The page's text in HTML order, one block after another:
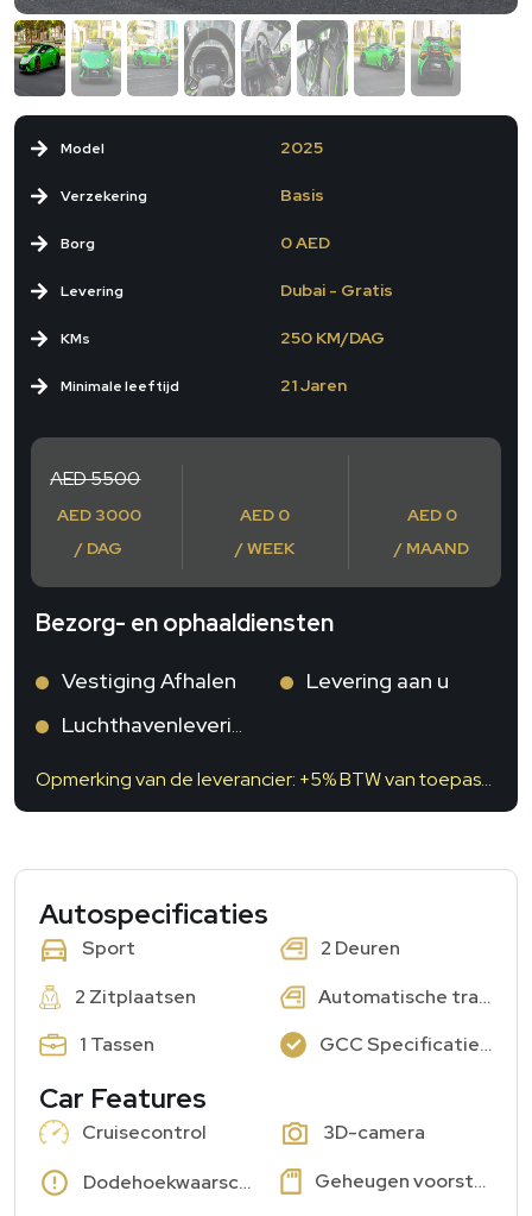
Model
Verzekering
Borg
2025
Basis
0 AED
Levering
KMs
Minimale leeftijd
Dubai - Gratis
250 KM/DAG
21 Jaren
AED 5500
AED 3000
/ DAG
AED 0
/ WEEK
AED 0
/ MAAND
Bezorg- en ophaaldiensten
Vestiging Afhalen
Levering aan u
Luchthavenlevering
Opmerking van de leverancier: +5% BTW van toepassing
Autospecificaties
Sport
2 Deuren
2 Zitplaatsen
Automatische transmissie
1 Tassen
GCC Specificaties: Ja
Car Features
Cruisecontrol
3D-camera
Dodehoekwaarschuwing
Geheugen voorstoelen